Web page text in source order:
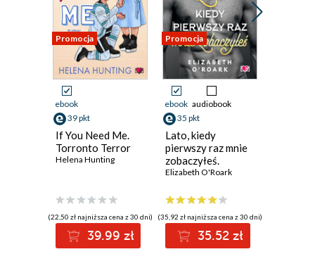
Promocja
ebook
39 pkt
If You Need Me.
Torronto Terror
Helena Hunting
(22,50 zł najniższa cena z 30 dni)
39.99 zł
Promocja
ebook audiobook
35 pkt
Lato, kiedy
pierwszy raz mnie
zobaczyłeś.
Pewnego lata. Tom
Elizabeth O'Roark
(35,92 zł najniższa cena z 30 dni)
35.52 zł